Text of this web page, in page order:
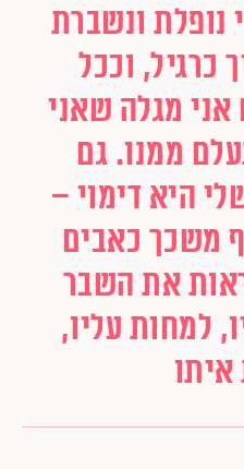
נופלת ונשברת
כרגיל, וככל
מגלה שאני
ממנו. גם
היא דימוי –
משכך כאבים
את השבר
למחות עליו,
איתו